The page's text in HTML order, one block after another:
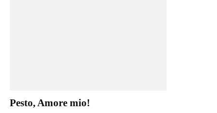
Pesto, Amore mio!